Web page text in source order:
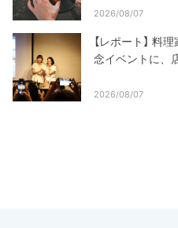
2026/08/07
【レポート】 料
念イベントに、
2026/08/07